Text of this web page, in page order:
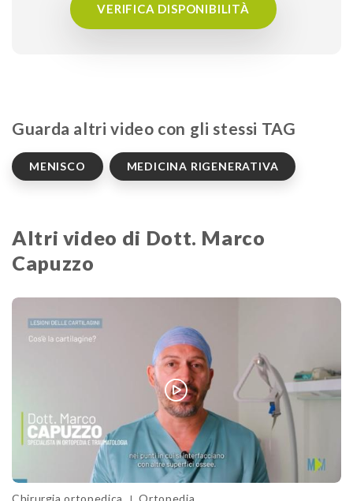
VERIFICA DISPONIBILITÀ
Guarda altri video con gli stessi TAG
MENISCO MEDICINA RIGENERATIVA
Altri video di Dott. Marco
Capuzzo
Chirurgia ortopedica Ortopedia